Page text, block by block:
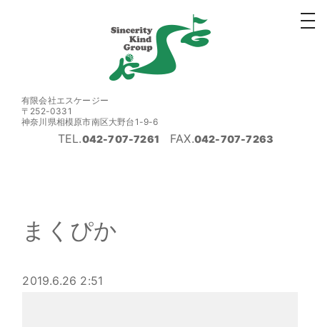
有限会社エスケージー
〒252-0331
神奈川県相模原市南区大野台1-9-6
TEL.042-707-7261 FAX.042-707-7263
まくぴか
2019.6.26 2:51